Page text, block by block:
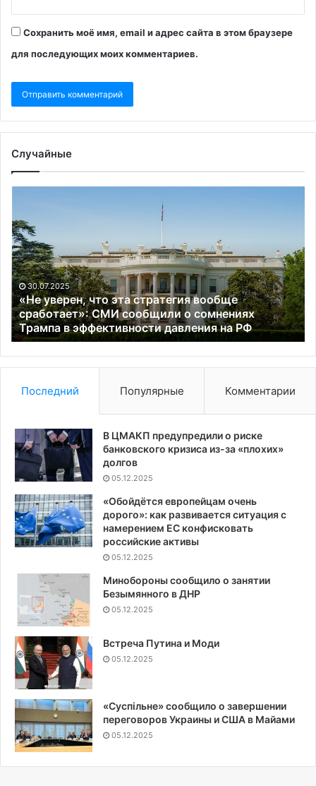
Сохранить моё имя, email и адрес сайта в этом браузере
для последующих моих комментариев.
Случайные
что
эта
стратегия
вообще
сработает»:
СМИ
сообщили
о
сомнениях
Трампа
в
эффективности
РФ
30.07.2025
«Не уверен, что эта стратегия вообще
сработает»: СМИ сообщили о сомнениях
Трампа в эффективности давления на РФ
с
о
Последний Популярные Комментарии
В ЦМАКП предупредили о риске
банковского кризиса из-за «плохих»
долгов
05.12.2025
«Обойдётся европейцам очень
дорого»: как развивается ситуация с
намерением ЕС конфисковать
российские активы
05.12.2025
Минобороны сообщило о занятии
Безымянного в ДНР
05.12.2025
Встреча Путина и Моди
05.12.2025
«Суспiльне» сообщило о завершении
переговоров Украины и США в Майами
05.12.2025